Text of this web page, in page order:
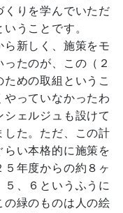
りを学んでいただ
うことです。
新しく、施策をモ
たのが、この（２
めの取組というこ
やっていなかったわ
ェルジュも設けて
した。ただ、この計
い本格的に施策を
年度からの約８ヶ
、６というふうに
緑のものは人の絵